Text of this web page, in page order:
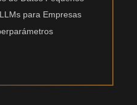
para Empresas